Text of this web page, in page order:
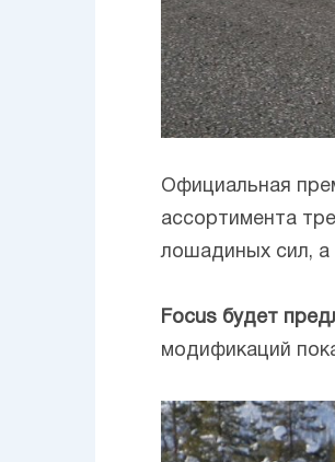
Официальная
ассортимента
лошадиных сил, а
Focus будет
модификаций